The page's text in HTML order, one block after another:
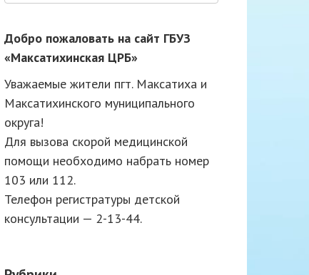
Добро пожаловать на сайт ГБУЗ
«Максатихинская ЦРБ»
Уважаемые жители пгт. Максатиха и
Максатихинского муниципального
округа!
Для вызова скорой медицинской
помощи необходимо набрать номер
103 или 112.
Телефон регистратуры детской
консультации — 2-13-44.